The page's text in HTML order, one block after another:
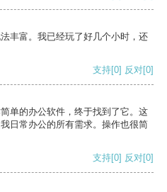
丰富。我已经玩了好几个小时，还
支持[0] 反对[0]
单的办公软件，终于找到了它。这
日常办公的所有需求。操作也很简
支持[0] 反对[0]